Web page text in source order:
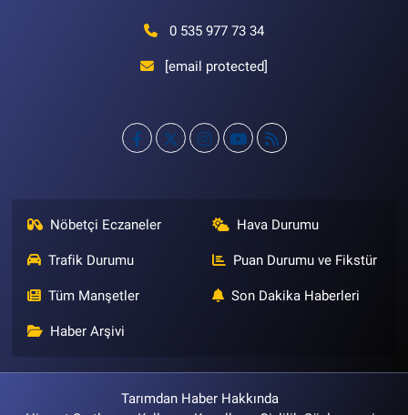
0 535 977 73 34
[email protected]
Nöbetçi Eczaneler Hava Durumu
Trafik Durumu Puan Durumu ve Fikstür
Tüm Manşetler Son Dakika Haberleri
Haber Arşivi
Tarımdan Haber Hakkında